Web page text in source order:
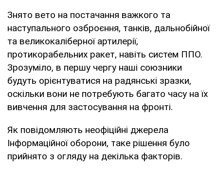
Знято вето на постачання важкого та
наступального озброєння, танків, дальнобійної
та великокаліберної артилерії,
протикорабельних ракет, навіть систем ППО.
Зрозуміло, в першу чергу наші союзники
будуть орієнтуватися на радянські зразки,
оскільки вони не потребують багато часу на їх
вивчення для застосування на фронті.
Як повідомляють неофіційні джерела
Інформаційної оборони, таке рішення було
прийнято з огляду на декілька факторів.